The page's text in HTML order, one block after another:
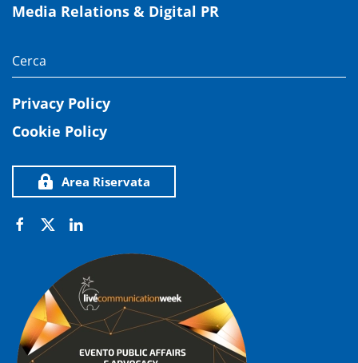
Media Relations & Digital PR
Privacy Policy
Cookie Policy
Area Riservata